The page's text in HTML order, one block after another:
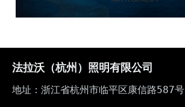
法拉沃（杭州）照明有限公司
地址：浙江省杭州市临平区康信路587号